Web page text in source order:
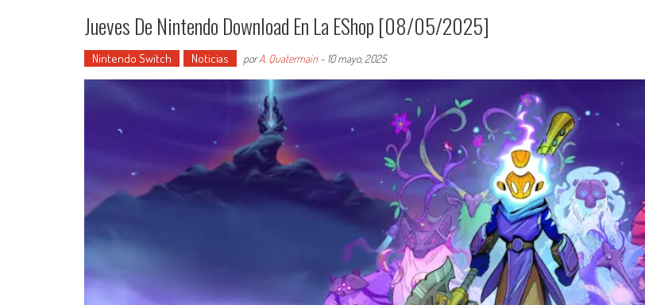
Jueves De Nintendo Download En La EShop [08/05/2025]
Nintendo Switch Noticias porA. Quatermain - 10 mayo, 2025